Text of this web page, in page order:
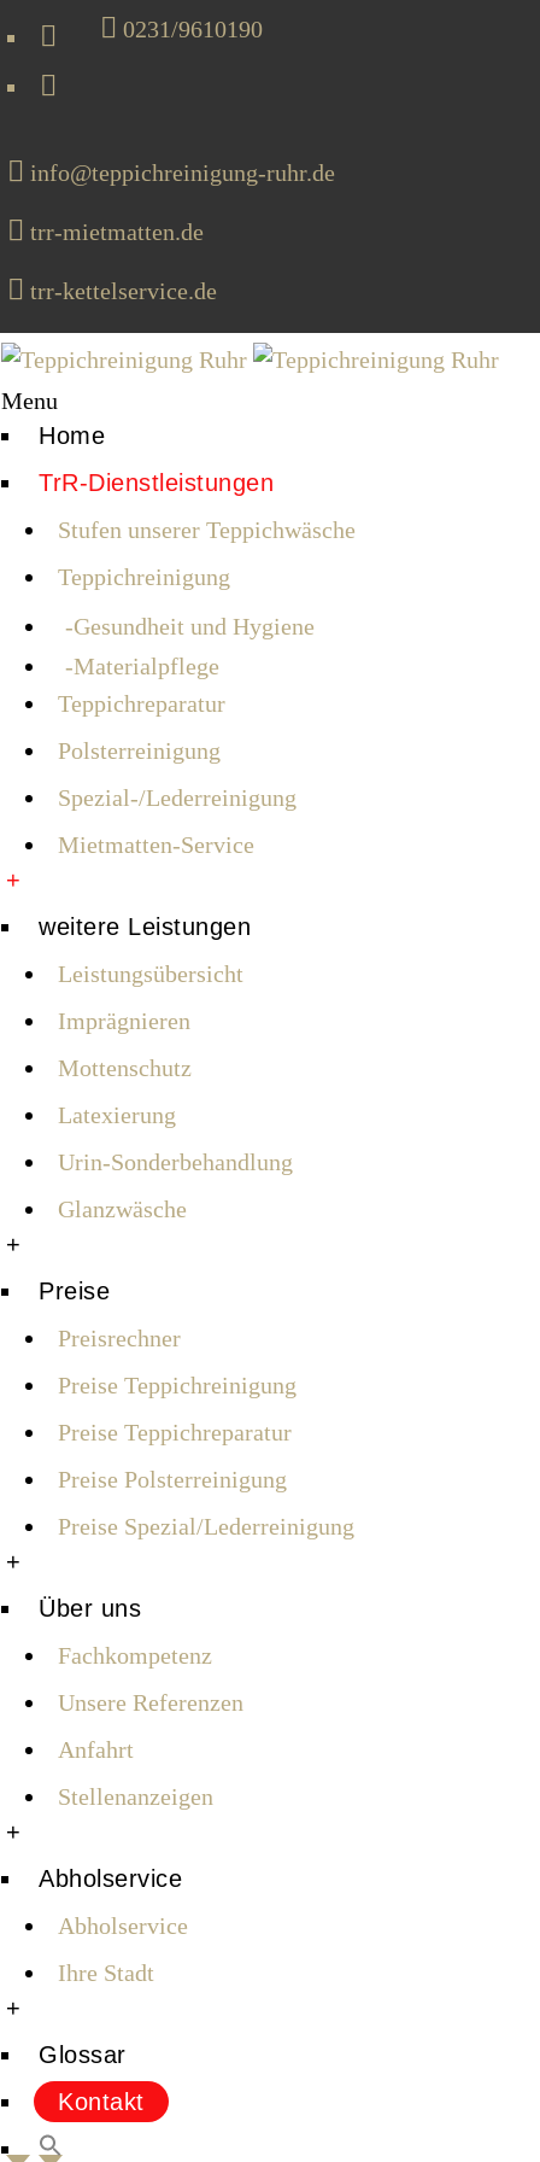
0231/9610190
info@teppichreinigung-ruhr.de
trr-mietmatten.de
trr-kettelservice.de
Menu
Home
TrR-Dienstleistungen
Stufen unserer Teppichwäsche
Teppichreinigung
Gesundheit und Hygiene
Materialpflege
Teppichreparatur
Polsterreinigung
Spezial-/Lederreinigung
Mietmatten-Service
+
weitere Leistungen
Leistungsübersicht
Imprägnieren
Mottenschutz
Latexierung
Urin-Sonderbehandlung
Glanzwäsche
+
Preise
Preisrechner
Preise Teppichreinigung
Preise Teppichreparatur
Preise Polsterreinigung
Preise Spezial/Lederreinigung
+
Über uns
Fachkompetenz
Unsere Referenzen
Anfahrt
Stellenanzeigen
+
Abholservice
Abholservice
Ihre Stadt
+
Glossar
Kontakt